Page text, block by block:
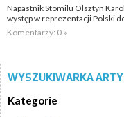
Napastnik Stomilu Olsztyn
występ w reprezentacji Polski
Komentarzy: 0 »
WYSZUKIWARKA
Kategorie